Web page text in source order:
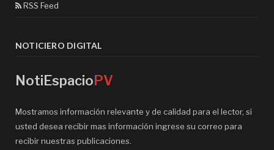
RSS Feed
NOTICIERO DIGITAL
NotiEspacioPV
Mostramos información relevante y de calidad para el lector, si
usted desea recibir mas información ingrese su correo para
recibir nuestras publicaciones.